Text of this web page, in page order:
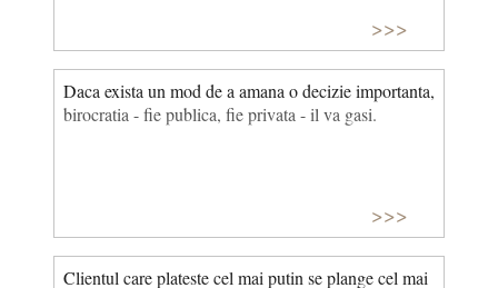
>>>
Daca exista un mod de a amana o decizie importanta,
birocratia - fie publica, fie privata - il va gasi.
>>>
Clientul care plateste cel mai putin se plange cel mai